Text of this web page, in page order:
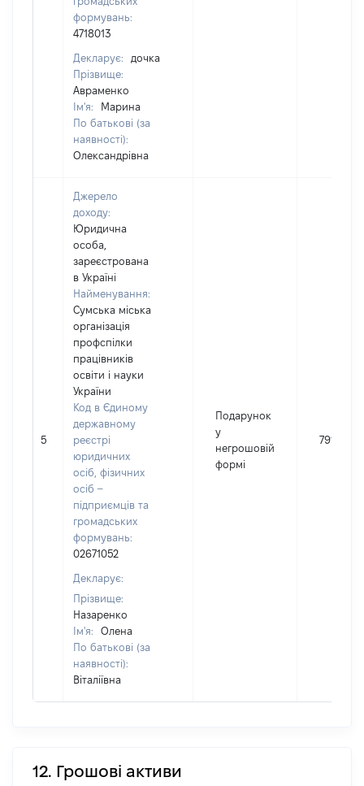
формувань:
4718013
Декларує:
дочка
Прізвище:
Авраменко
Ім'я:
Марина
По батькові (за
наявності):
Олександрівна
5
Джерело
доходу:
Юридична
особа,
зареєстрована
в Україні
Найменування:
Сумська міська
організація
профспілки
працівників
освіти і науки
України
Код в Єдиному
державному
реєстрі
юридичних
осіб, фізичних
осіб –
підприємців та
громадських
формувань:
02671052
Декларує:
Прізвище:
Назаренко
Ім'я:
Олена
По батькові (за
наявності):
Віталіївна
Подарунок
у
негрошовій
формі
791
12. Грошові активи